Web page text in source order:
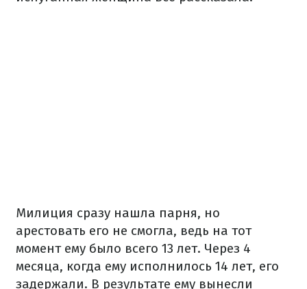
Милиция сразу нашла парня, но
арестовать его не смогла, ведь на тот
момент ему было всего 13 лет. Через 4
месяца, когда ему исполнилось 14 лет, его
задержали. В результате ему вынесли